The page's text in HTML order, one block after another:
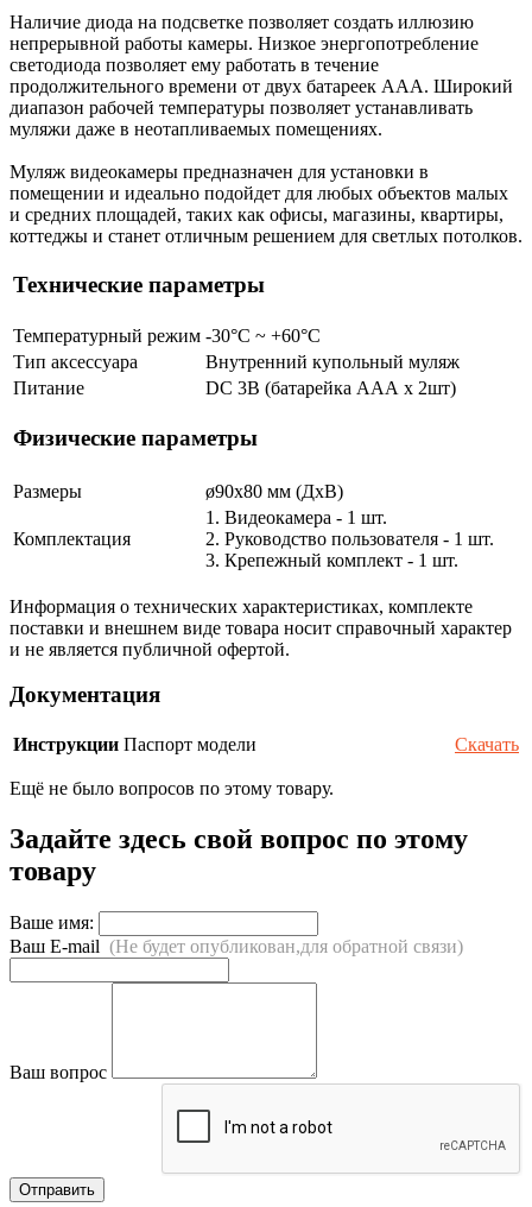
Наличие диода на подсветке позволяет создать иллюзию
непрерывной работы камеры. Низкое энергопотребление
светодиода позволяет ему работать в течение
продолжительного времени от двух батареек AAA. Широкий
диапазон рабочей температуры позволяет устанавливать
муляжи даже в неотапливаемых помещениях.
Муляж видеокамеры предназначен для установки в
помещении и идеально подойдет для любых объектов малых
и средних площадей, таких как офисы, магазины, квартиры,
коттеджы и станет отличным решением для светлых потолков.
Технические параметры
Температурный режим -30°С ~ +60°С
Тип аксессуара
Внутренний купольный муляж
Питание
DC 3В (батарейка ААА х 2шт)
Физические параметры
Размеры ø90х80 мм (ДхВ)
Комплектация
1. Видеокамера - 1 шт.
2. Руководство пользователя - 1 шт.
3. Крепежный комплект - 1 шт.
Информация о технических характеристиках, комплекте
поставки и внешнем виде товара носит справочный характер
и не является публичной офертой.
Документация
Инструкции Паспорт модели Скачать
Ещё не было вопросов по этому товару.
Задайте здесь свой вопрос по этому
товару
Ваше имя:
Ваш E-mail (Не будет опубликован,для обратной связи)
Ваш вопрос
Отправить